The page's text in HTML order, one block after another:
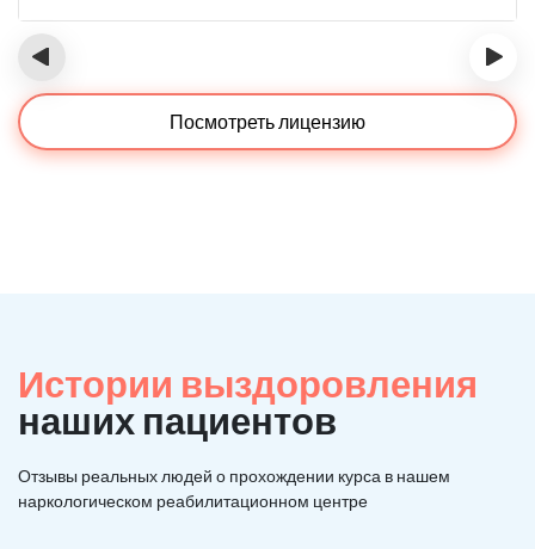
‹ ›
Посмотреть лицензию
Истории выздоровления
наших пациентов
Отзывы реальных людей о прохождении курса в нашем
наркологическом реабилитационном центре